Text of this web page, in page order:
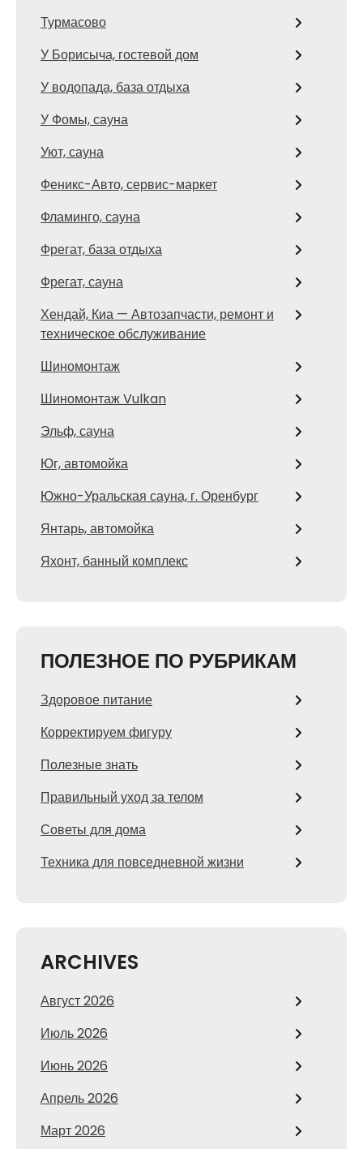
Турмасово
У Борисыча, гостевой дом
У водопада, база отдыха
У Фомы, сауна
Уют, сауна
Феникс-Авто, сервис-маркет
Фламинго, сауна
Фрегат, база отдыха
Фрегат, сауна
Хендай, Киа — Автозапчасти, ремонт и
техническое обслуживание
Шиномонтаж
Шиномонтаж Vulkan
Эльф, сауна
Юг, автомойка
Южно-Уральская сауна, г. Оренбург
Янтарь, автомойка
Яхонт, банный комплекс
ПОЛЕЗНОЕ ПО РУБРИКАМ
Здоровое питание
Корректируем фигуру
Полезные знать
Правильный уход за телом
Советы для дома
Техника для повседневной жизни
ARCHIVES
Август 2026
Июль 2026
Июнь 2026
Апрель 2026
Март 2026